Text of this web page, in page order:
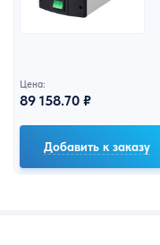
Цена:
89 158.70 ₽
Добавить к заказу